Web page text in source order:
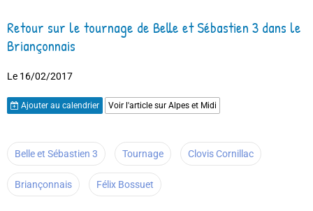
Retour sur le tournage de Belle et Sébastien 3 dans le
Briançonnais
Le 16/02/2017
Ajouter au calendrier Voir l'article sur Alpes et Midi
Belle et Sébastien 3 Tournage Clovis Cornillac
Briançonnais Félix Bossuet